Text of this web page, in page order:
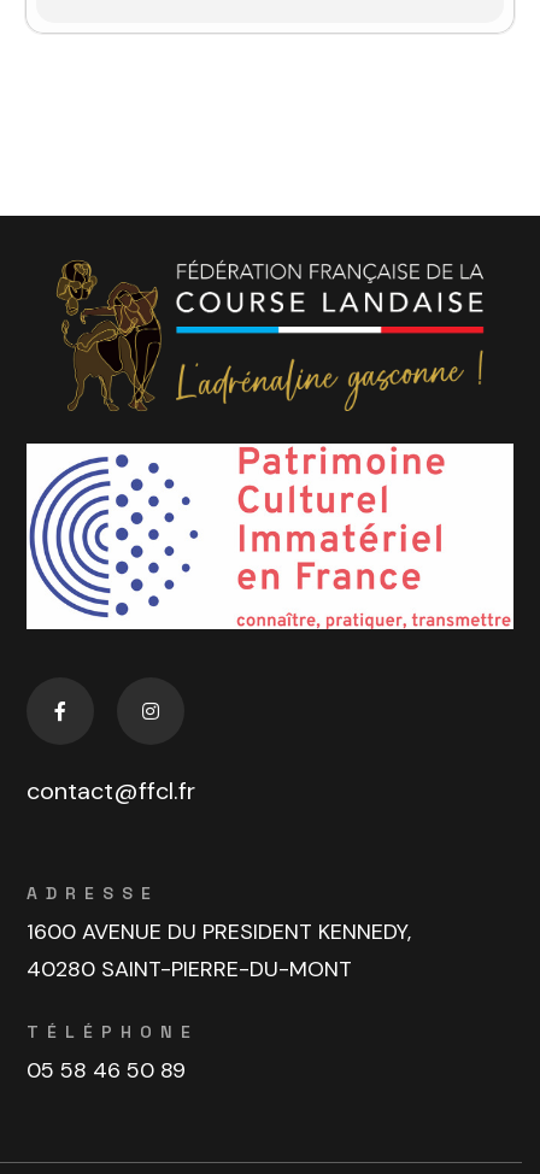
contact@ffcl.fr
ADRESSE
1600 AVENUE DU PRESIDENT KENNEDY,
40280 SAINT-PIERRE-DU-MONT
TÉLÉPHONE
05 58 46 50 89